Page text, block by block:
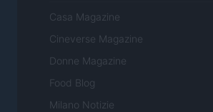
Casa Magazine
Cineverse Magazine
Donne Magazine
Food Blog
Milano Notizie